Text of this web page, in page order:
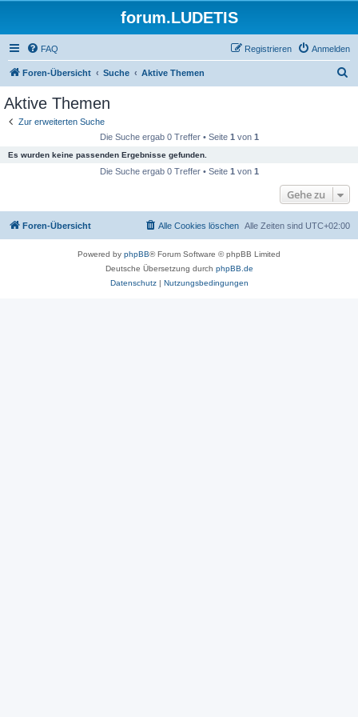
forum.LUDETIS
FAQ Anmelden
Registrieren
Foren-Übersicht Suche Aktive Themen
Aktive Themen
Zur erweiterten Suche
Die Suche ergab 0 Treffer • Seite 1 von 1
Es wurden keine passenden Ergebnisse gefunden.
Die Suche ergab 0 Treffer • Seite 1 von 1
Gehe zu
Foren-Übersicht Alle Zeiten sind UTC+02:00
Alle Cookies löschen
Powered by phpBB® Forum Software © phpBB Limited
Deutsche Übersetzung durch phpBB.de
Datenschutz| Nutzungsbedingungen